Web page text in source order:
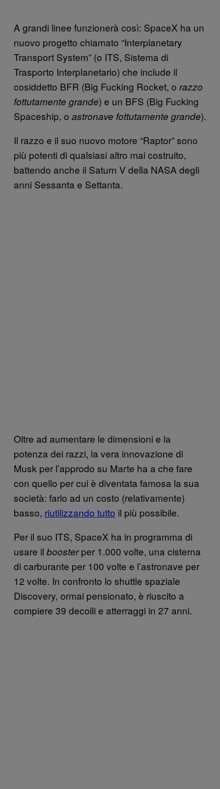
A grandi linee funzionerà così: SpaceX ha un
nuovo progetto chiamato “Interplanetary
Transport System” (o ITS, Sistema di
Trasporto Interplanetario) che include il
cosiddetto BFR (Big Fucking Rocket, o razzo
fottutamente grande) e un BFS (Big Fucking
Spaceship, o astronave fottutamente grande).
Il razzo e il suo nuovo motore “Raptor” sono
più potenti di qualsiasi altro mai costruito,
battendo anche il Saturn V della NASA degli
anni Sessanta e Settanta.
Oltre ad aumentare le dimensioni e la
potenza dei razzi, la vera innovazione di
Musk per l’approdo su Marte ha a che fare
con quello per cui è diventata famosa la sua
società: farlo ad un costo (relativamente)
basso, riutilizzando tutto il più possibile.
Per il suo ITS, SpaceX ha in programma di
usare il boosterper 1.000 volte, una cisterna
di carburante per 100 volte e l’astronave per
12 volte. In confronto lo shuttle spaziale
Discovery, ormai pensionato, è riuscito a
compiere 39 decolli e atterraggi in 27 anni.